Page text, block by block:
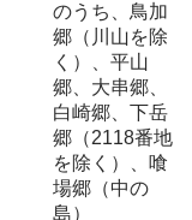
のうち、鳥加
郷（川山を除
く）、平山
郷、大串郷、
白崎郷、下岳
郷（2118番地
を除く）、喰
場郷（中の
島）